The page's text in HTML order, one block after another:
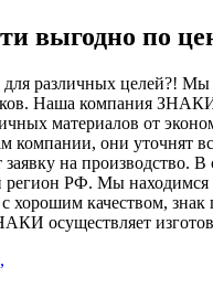
выгодно по
различных целей?!
Наша компания
материалов от
компании, они
на производство.
регион РФ. Мы
качеством,
осуществляет